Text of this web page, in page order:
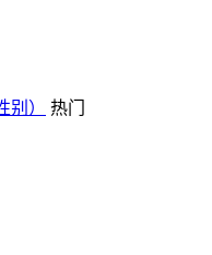
）
热门